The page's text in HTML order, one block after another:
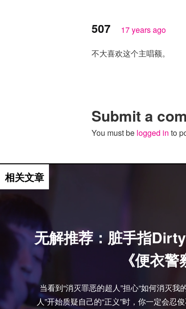
507 17 years ago
不大喜欢这个主唱额。
Submit a
You must be logged in to
相关文章
无解推荐：脏手指
《便衣警
当看到“消灭罪恶的超人”担心“如何消灭我
人”开始质疑自己的“正义”时，你一定会忍
视频推荐